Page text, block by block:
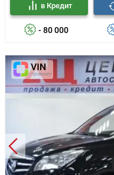
- 80 000
в Кредит